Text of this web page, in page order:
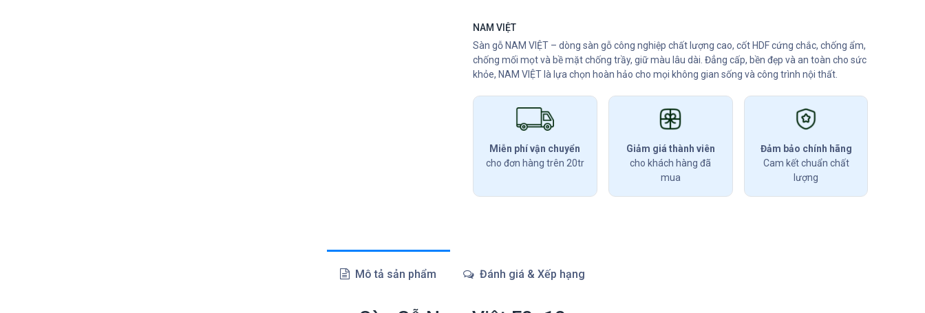
NAM VIỆT
Sàn gỗ NAM VIỆT – dòng sàn gỗ công nghiệp chất lượng cao, cốt HDF cứng chắc, chống ẩm,
chống mối mọt và bề mặt chống trầy, giữ màu lâu dài. Đẳng cấp, bền đẹp và an toàn cho sức
khỏe, NAM VIỆT là lựa chọn hoàn hảo cho mọi không gian sống và công trình nội thất.
Miễn phí vận chuyển
cho đơn hàng trên 20tr
Giảm giá thành viên
cho khách hàng đã
mua
Đảm bảo chính hãng
Cam kết chuẩn chất
lượng
Mô tả sản phẩm Đánh giá & Xếp hạng